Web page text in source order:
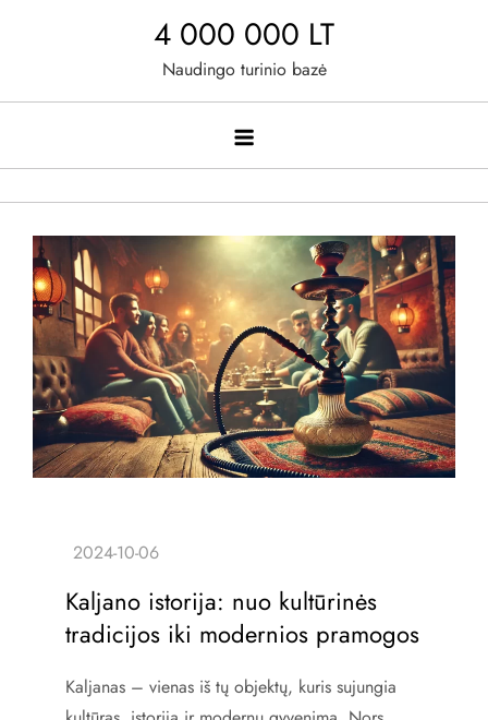
4 000 000 LT
Naudingo turinio bazė
Kaljano istorija: nuo kultūrinės
tradicijos iki modernios pramogos
Kaljanas – vienas iš tų objektų, kuris sujungia